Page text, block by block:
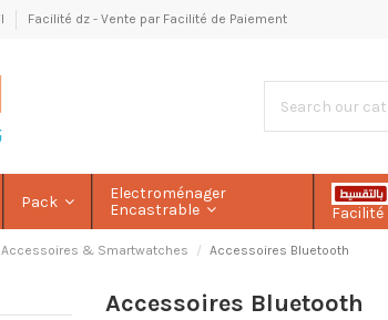
Facilité dz - Vente par Facilité de Paiement
Pack
Electroménager
Encastrable
Facilité
Accessoires & Smartwatches Accessoires Bluetooth
Accessoires Bluetooth